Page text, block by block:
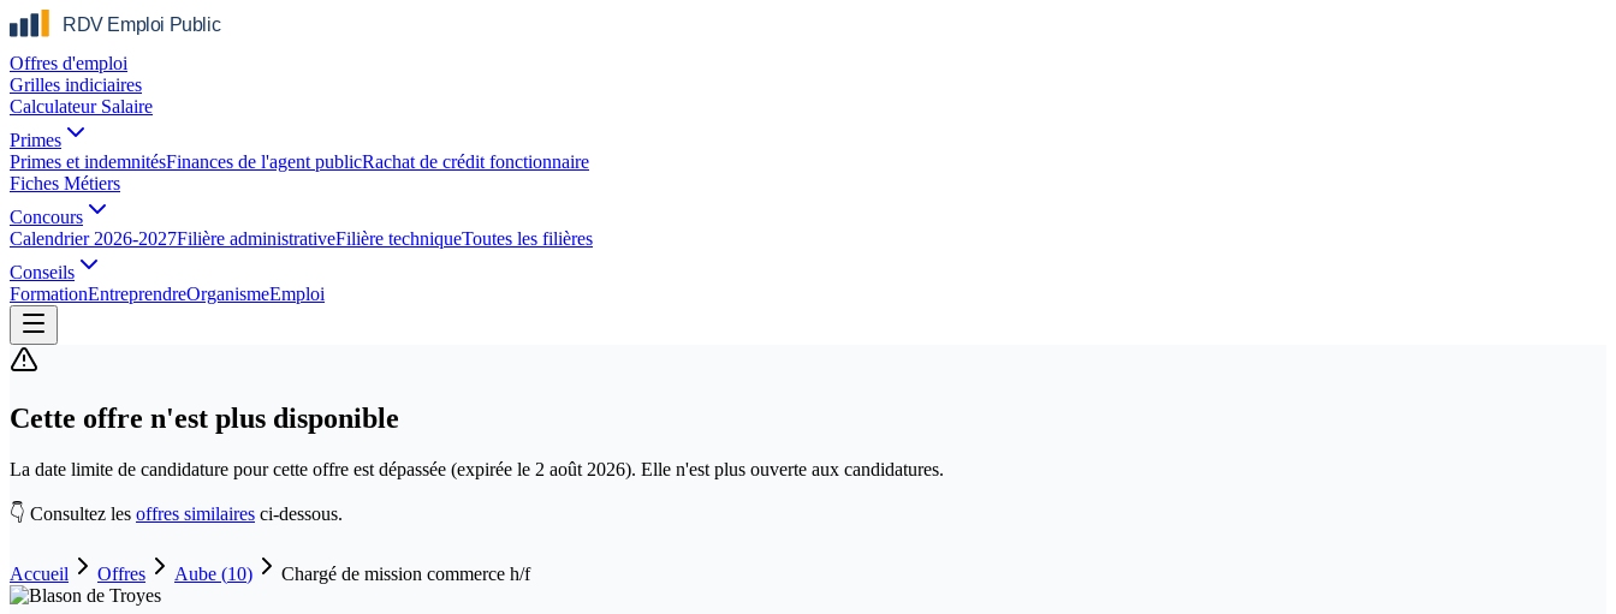
Offres d'emploi
Grilles indiciaires
Calculateur Salaire
Primes
Primes et indemnitésFinances de l'agent publicRachat de crédit fonctionnaire
Fiches Métiers
Concours
Calendrier 2026-2027Filière administrativeFilière techniqueToutes les filières
Conseils
FormationEntreprendreOrganismeEmploi
Cette offre n'est plus disponible
La date limite de candidature pour cette offre est dépassée (expirée le 2 août 2026). Elle n'est plus ouverte aux candidatures.
👇 Consultez les offres similaires ci-dessous.
Accueil Offres Aube (10) Chargé de mission commerce h/f